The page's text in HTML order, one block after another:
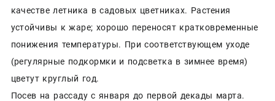
качестве летника в садовых цветниках. Растения
устойчивы к жаре; хорошо переносят кратковременные
понижения температуры. При соответствующем уходе
(регулярные подкормки и подсветка в зимнее время)
цветут круглый год.
Посев на рассаду с января до первой декады марта.